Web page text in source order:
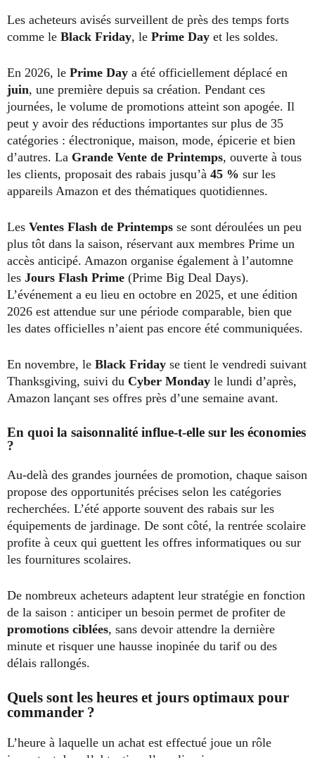
Les acheteurs avisés surveillent de près des temps forts
comme le Black Friday, le Prime Day et les soldes.
En 2026, le Prime Day a été officiellement déplacé en
juin, une première depuis sa création. Pendant ces
journées, le volume de promotions atteint son apogée. Il
peut y avoir des réductions importantes sur plus de 35
catégories : électronique, maison, mode, épicerie et bien
d’autres. La Grande Vente de Printemps, ouverte à tous
les clients, proposait des rabais jusqu’à 45 % sur les
appareils Amazon et des thématiques quotidiennes.
Les Ventes Flash de Printemps se sont déroulées un peu
plus tôt dans la saison, réservant aux membres Prime un
accès anticipé. Amazon organise également à l’automne
les Jours Flash Prime (Prime Big Deal Days).
L’événement a eu lieu en octobre en 2025, et une édition
2026 est attendue sur une période comparable, bien que
les dates officielles n’aient pas encore été communiquées.
En novembre, le Black Friday se tient le vendredi suivant
Thanksgiving, suivi du Cyber Monday le lundi d’après,
Amazon lançant ses offres près d’une semaine avant.
En quoi la saisonnalité influe-t-elle sur les économies
?
Au-delà des grandes journées de promotion, chaque saison
propose des opportunités précises selon les catégories
recherchées. L’été apporte souvent des rabais sur les
équipements de jardinage. De sont côté, la rentrée scolaire
profite à ceux qui guettent les offres informatiques ou sur
les fournitures scolaires.
De nombreux acheteurs adaptent leur stratégie en fonction
de la saison : anticiper un besoin permet de profiter de
promotions ciblées, sans devoir attendre la dernière
minute et risquer une hausse inopinée du tarif ou des
délais rallongés.
Quels sont les heures et jours optimaux pour
commander ?
L’heure à laquelle un achat est effectué joue un rôle